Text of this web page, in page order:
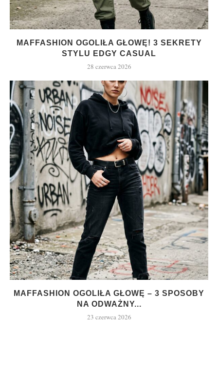
MAFFASHION OGOLIŁA GŁOWĘ! 3 SEKRETY
STYLU EDGY CASUAL
28 czerwca 2026
MAFFASHION OGOLIŁA GŁOWĘ – 3 SPOSOBY
NA ODWAŻNY...
23 czerwca 2026